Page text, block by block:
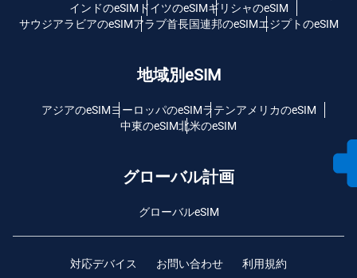
インドのeSIM ドイツのeSIMギリシャのeSIM
サウジアラビアのeSIMアラブ首長国連邦のeSIMエジプトのeSIM
地域別eSIM
アジアのeSIMヨーロッパのeSIMラテンアメリカのeSIM
中東のeSIM北米のeSIM
グローバル計画
グローバルeSIM
対応デバイス お問い合わせ 利用規約